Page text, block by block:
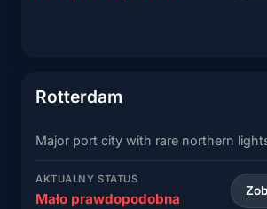
Rotterdam
Major port city with rare northern
AKTUALNY STATUS
Mało prawdopodobna